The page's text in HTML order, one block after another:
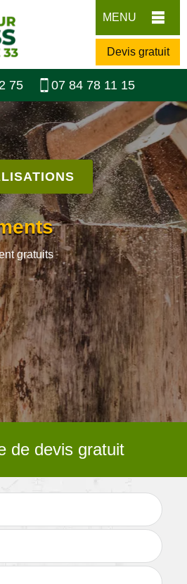
MENU
Devis gratuit
75 07 84 78 11 15
gratuits
de devis gratuit